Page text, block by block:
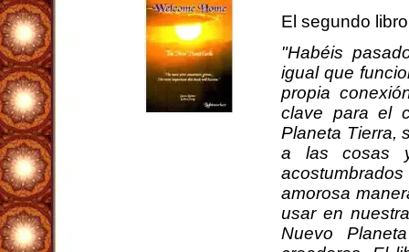
El segundo
"Habéis
igual que
propia
clave para el
Planeta Tierra,
a las cosas
amorosa
usar en
Nuevo